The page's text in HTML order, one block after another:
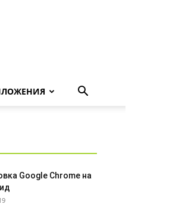
Google Chrome на